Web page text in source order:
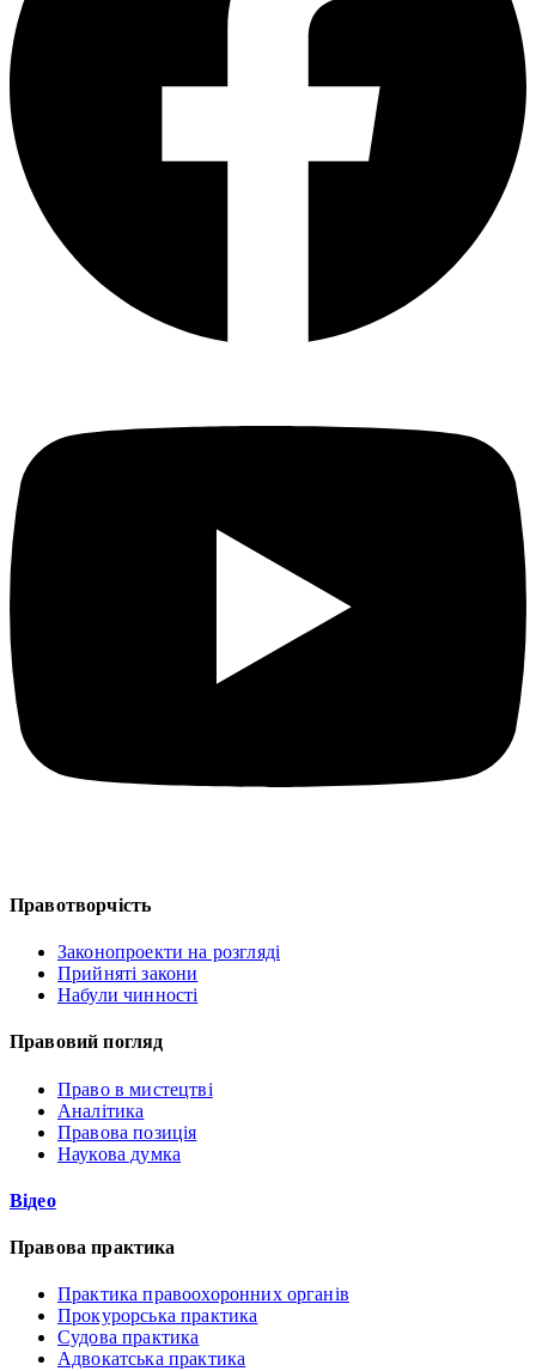
Правотворчість
Законопроекти на розгляді
Прийняті закони
Набули чинності
Правовий погляд
Право в мистецтві
Аналітика
Правова позиція
Наукова думка
Відео
Правова практика
Практика правоохоронних органів
Прокурорська практика
Судова практика
Адвокатська практика